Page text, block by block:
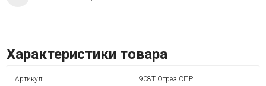
Характеристики товара
Артикул:
908Т Отрез СПР